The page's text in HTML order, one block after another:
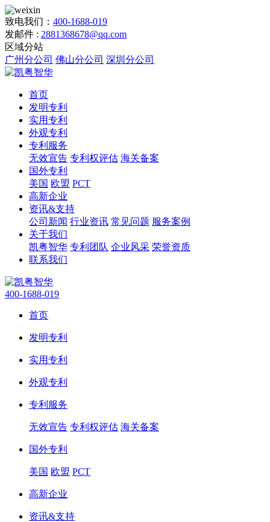
致电我们： 400-1688-019
发邮件 : 2881368678@qq.com
区域分站
广州分公司 佛山分公司 深圳分公司
首页
发明专利
实用专利
外观专利
专利服务
无效宣告 专利权评估 海关备案
国外专利
美国 欧盟 PCT
高新企业
资讯&支持
公司新闻 行业资讯 常见问题 服务案例
关于我们
凯粤智华 专利团队 企业风采 荣誉资质
联系我们
400-1688-019
首页
发明专利
实用专利
外观专利
专利服务
无效宣告 专利权评估 海关备案
国外专利
美国 欧盟 PCT
高新企业
资讯&支持